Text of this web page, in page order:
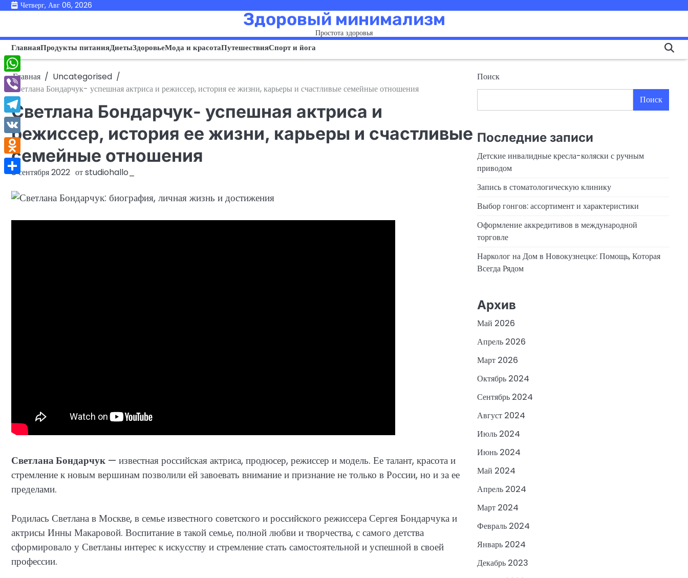
ПерейтиЧетверг, Авг 06, 2026
Здоровый минимализм
Простота здоровья
ГлавнаяПродукты питанияДиетыЗдоровьеМода и красотаПутешествияСпорт и йога
Главная
Uncategorised
Светлана Бондарчук- успешная актриса и режиссер, история ее жизни, карьеры и счастливые семейные отношения
Светлана Бондарчук- успешная актриса и
режиссер, история ее жизни, карьеры и счастливые
семейные отношения
8 сентября 2022 отstudiohallo_
Светлана Бондарчук — известная российская актриса, продюсер, режиссер и модель. Ее талант, красота и
стремление к новым вершинам позволили ей завоевать внимание и признание не только в России, но и за ее
пределами.
Родилась Светлана в Москве, в семье известного советского и российского режиссера Сергея Бондарчука и
актрисы Инны Макаровой. Воспитание в такой семье, полной любви и творчества, с самого детства
сформировало у Светланы интерес к искусству и стремление стать самостоятельной и успешной в своей
профессии.
Поиск
Поиск
Последние записи
Детские инвалидные кресла-коляски с ручным
приводом
Запись в стоматологическую клинику
Выбор гонгов: ассортимент и характеристики
Оформление аккредитивов в международной
торговле
Нарколог на Дом в Новокузнецке: Помощь, Которая
Всегда Рядом
Архив
Май 2026
Апрель 2026
Март 2026
Октябрь 2024
Сентябрь 2024
Август 2024
Июль 2024
Июнь 2024
Май 2024
Апрель 2024
Март 2024
Февраль 2024
Январь 2024
Декабрь 2023
WhatsApp
Viber
Telegram
VK
Odnoklassniki